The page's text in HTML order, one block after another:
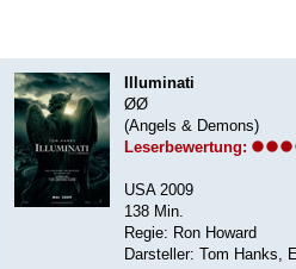
Illuminati
ØØ
(Angels & Demons)
Leserbewertung:
USA 2009
138 Min.
Regie: Ron Howard
Darsteller: Tom Hanks,